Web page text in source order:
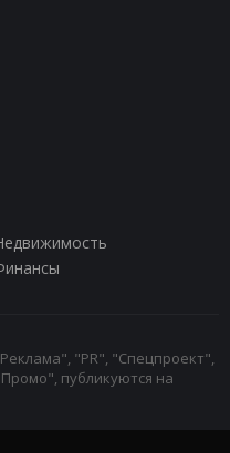
"PR", "Спецпроект",
публикуются на